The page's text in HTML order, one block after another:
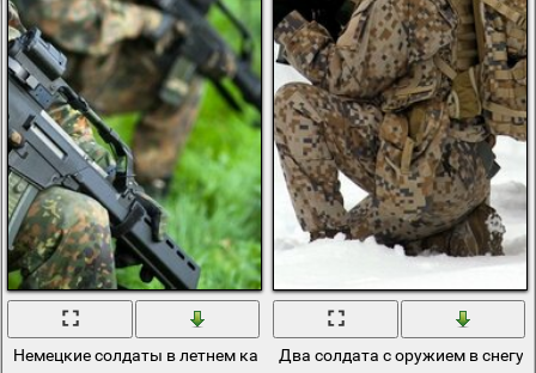
Немецкие солдаты в летнем камуфляже с оружием
Два солдата с оружием в снегу